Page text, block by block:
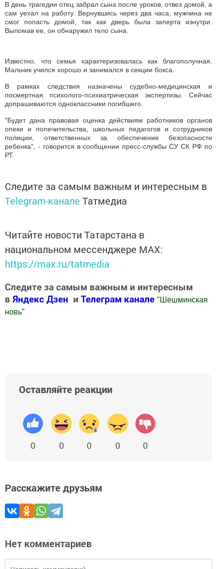
В день трагедии отец забрал сына после уроков, отвез домой, а
сам уехал на работу. Вернувшись через два часа, мужчина не
смог попасть домой, так как дверь была заперта изнутри.
Выломав ее, он обнаружил тело сына.
Известно, что семья характеризовалась как благополучная.
Мальчик учился хорошо и занимался в секции бокса.
В рамках следствия назначены судебно-медицинская и
посмертная психолого-психиатрическая экспертизы. Сейчас
допрашиваются одноклассники погибшего.
"Будет дана правовая оценка действиям работников органов
опеки и попечительства, школьных педагогов и сотрудников
полиции, ответственных за обеспечение безопасности
ребенка", - говорится в сообщении пресс-службы СУ СК РФ по
РТ.
Следите за самым важным и интересным в
Telegram-канале Татмедиа
Читайте новости Татарстана в
национальном мессенджере MАХ:
https://max.ru/tatmedia
Следите за самым важным и интересным
в Яндекс Дзен и Телеграм канале " Шешминская
новь"
Оставляйте реакции
0 0 0 0 0
Расскажите друзьям
Нет комментариев